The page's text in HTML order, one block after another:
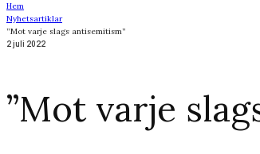
Hem
Nyhetsartiklar
”Mot varje slags antisemitism”
2 juli 2022
”Mot varje